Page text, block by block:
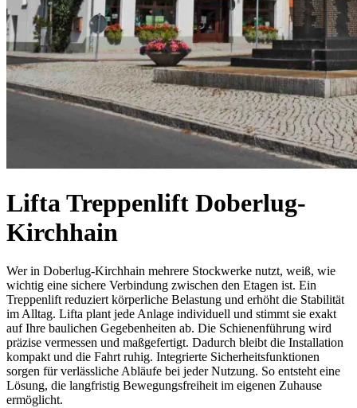
Lifta Treppenlift Doberlug-
Kirchhain
Wer in Doberlug-Kirchhain mehrere Stockwerke nutzt, weiß, wie
wichtig eine sichere Verbindung zwischen den Etagen ist. Ein
Treppenlift reduziert körperliche Belastung und erhöht die Stabilität
im Alltag. Lifta plant jede Anlage individuell und stimmt sie exakt
auf Ihre baulichen Gegebenheiten ab. Die Schienenführung wird
präzise vermessen und maßgefertigt. Dadurch bleibt die Installation
kompakt und die Fahrt ruhig. Integrierte Sicherheitsfunktionen
sorgen für verlässliche Abläufe bei jeder Nutzung. So entsteht eine
Lösung, die langfristig Bewegungsfreiheit im eigenen Zuhause
ermöglicht.